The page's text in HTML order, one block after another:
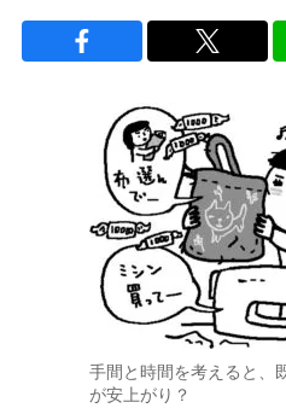
手間と時間を考えると、
が安上がり？